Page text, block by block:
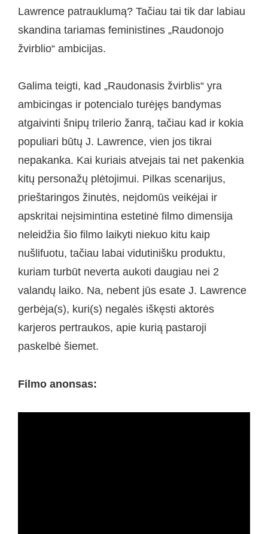
Lawrence patrauklumą? Tačiau tai tik dar labiau
skandina tariamas feministines „Raudonojo
žvirblio“ ambicijas.
Galima teigti, kad „Raudonasis žvirblis“ yra
ambicingas ir potencialo turėjęs bandymas
atgaivinti šnipų trilerio žanrą, tačiau kad ir kokia
populiari būtų J. Lawrence, vien jos tikrai
nepakanka. Kai kuriais atvejais tai net pakenkia
kitų personažų plėtojimui. Pilkas scenarijus,
prieštaringos žinutės, neįdomūs veikėjai ir
apskritai neįsimintina estetinė filmo dimensija
neleidžia šio filmo laikyti niekuo kitu kaip
nušlifuotu, tačiau labai vidutinišku produktu,
kuriam turbūt neverta aukoti daugiau nei 2
valandų laiko. Na, nebent jūs esate J. Lawrence
gerbėja(s), kuri(s) negalės iškęsti aktorės
karjeros pertraukos, apie kurią pastaroji
paskelbė šiemet.
Filmo anonsas: